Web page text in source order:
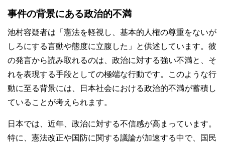
事件の背景にある政治的不満
池村容疑者は「憲法を軽視し、基本的人権の尊重をないが
しろにする言動や態度に立腹した」と供述しています。彼
の発言から読み取れるのは、政治に対する強い不満と、そ
れを表現する手段としての極端な行動です。このような行
動に至る背景には、日本社会における政治的不満が蓄積し
ていることが考えられます。
日本では、近年、政治に対する不信感が高まっています。
特に、憲法改正や国防に関する議論が加速する中で、国民